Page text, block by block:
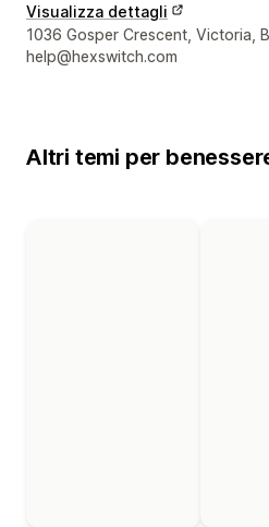
Visualizza dettagli
Recapiti del designer
1036 Gosper Crescent, Victoria,
help@hexswitch.com
Altri temi per